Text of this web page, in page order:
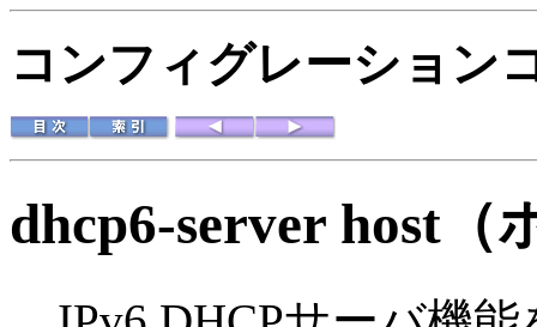
コンフィグレーション
dhcp6-server host